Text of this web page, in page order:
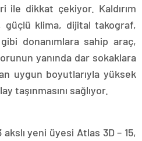
ile dikkat çekiyor. Kaldırım
güçlü klima, dijital takograf,
donanımlara sahip araç,
yanında dar sokaklara
uygun boyutlarıyla yüksek
taşınmasını sağlıyor.
yeni üyesi Atlas 3D – 15,